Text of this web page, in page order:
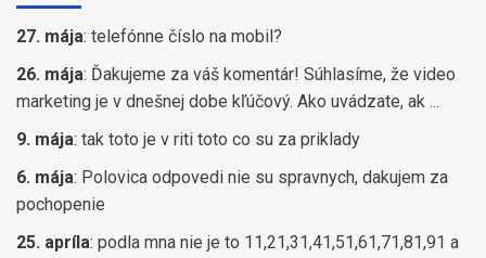
27. mája: telefónne číslo na mobil?
26. mája: Ďakujeme za váš komentár! Súhlasíme, že video
marketing je v dnešnej dobe kľúčový. Ako uvádzate, ak ...
9. mája: tak toto je v riti toto co su za priklady
6. mája: Polovica odpovedi nie su spravnych, dakujem za
pochopenie
25. apríla: podla mna nie je to 11,21,31,41,51,61,71,81,91 a